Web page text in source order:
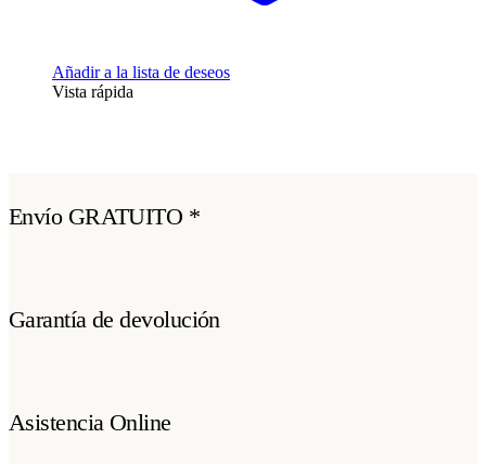
Añadir a la lista de deseos
Vista rápida
Envío GRATUITO *
Garantía de devolución
Asistencia Online